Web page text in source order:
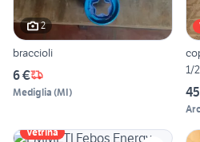
2
braccioli
6 €
Mediglia (MI)
1/
Vetrina